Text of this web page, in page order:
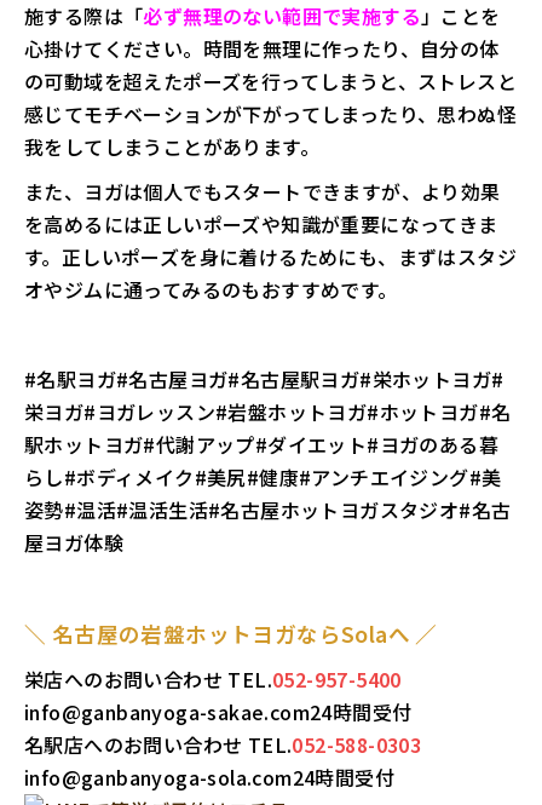
施する際は「必ず無理のない範囲で実施する」ことを
心掛けてください。時間を無理に作ったり、自分の体
の可動域を超えたポーズを行ってしまうと、ストレスと
感じてモチベーションが下がってしまったり、思わぬ怪
我をしてしまうことがあります。
また、ヨガは個人でもスタートできますが、より効果
を高めるには正しいポーズや知識が重要になってきま
す。正しいポーズを身に着けるためにも、まずはスタジ
オやジムに通ってみるのもおすすめです。
#名駅ヨガ#名古屋ヨガ#名古屋駅ヨガ#栄ホットヨガ#
栄ヨガ#ヨガレッスン#岩盤ホットヨガ#ホットヨガ#名
駅ホットヨガ#代謝アップ#ダイエット#ヨガのある暮
らし#ボディメイク#美尻#健康#アンチエイジング#美
姿勢#温活#温活生活#名古屋ホットヨガスタジオ#名古
屋ヨガ体験
＼ 名古屋の岩盤ホットヨガならSolaへ ／
栄店へのお問い合わせ TEL.052-957-5400
info@ganbanyoga-sakae.com24時間受付
名駅店へのお問い合わせ TEL.052-588-0303
info@ganbanyoga-sola.com24時間受付